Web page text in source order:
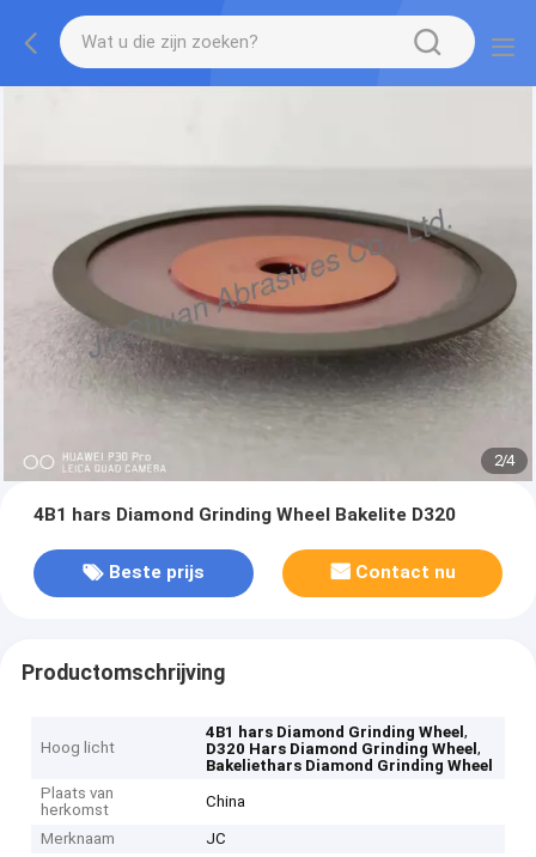
2/4
4B1 hars Diamond Grinding Wheel Bakelite D320
Beste prijs Contact nu
Productomschrijving
Hoog licht
4B1 hars Diamond Grinding Wheel,
D320 Hars Diamond Grinding Wheel,
Bakeliethars Diamond Grinding Wheel
Plaats van
herkomst
China
Merknaam
JC